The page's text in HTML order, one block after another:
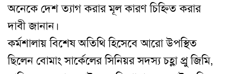
অনেকে দেশ ত্যাগ করার মূল কারণ চিহ্নিত করার
দাবী জানান।
কর্মশালায় বিশেষ অতিথি হিসেবে আরো উপস্থিত
ছিলেন বোমাং সার্কেলের সিনিয়র সদস্য চহ্লা প্রু জিমি,